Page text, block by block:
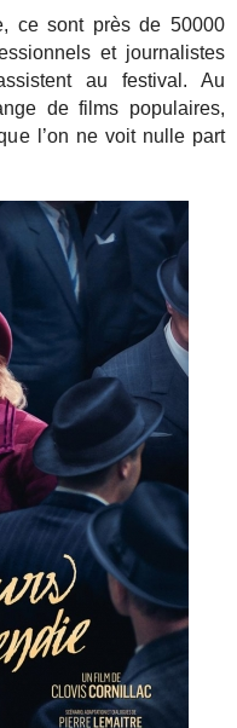
ce sont près de 50000
et journalistes
au festival. Au
de films populaires,
l’on ne voit nulle part